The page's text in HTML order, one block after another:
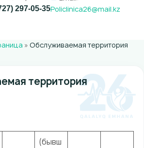
297-05-35Policlinica26@mail.kz
» Обслуживаемая территория
территория
(бывш